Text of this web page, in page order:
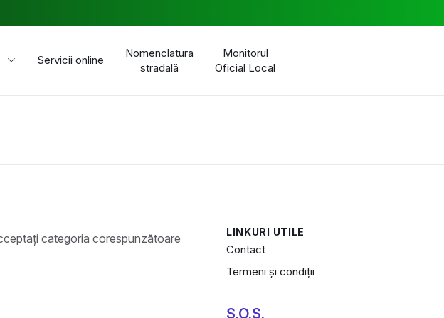
Servicii online
Nomenclatura
stradală
Monitorul
Oficial Local
LINKURI UTILE
Contact
Termeni și condiții
S.O.S.